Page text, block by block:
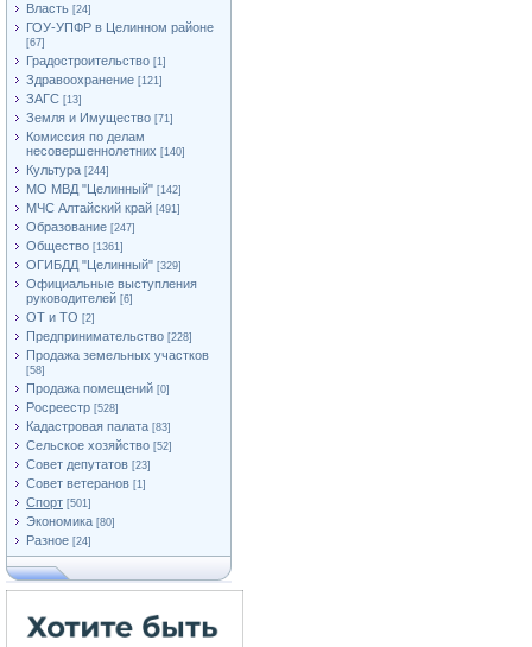
Власть [24]
ГОУ-УПФР в Целинном районе
[67]
Градостроительство [1]
Здравоохранение [121]
ЗАГС [13]
Земля и Имущество [71]
Комиссия по делам
несовершеннолетних [140]
Культура [244]
МО МВД "Целинный" [142]
МЧС Алтайский край [491]
Образование [247]
Общество [1361]
ОГИБДД "Целинный" [329]
Официальные выступления
руководителей [6]
ОТ и ТО [2]
Предпринимательство [228]
Продажа земельных участков
[58]
Продажа помещений [0]
Росреестр [528]
Кадастровая палата [83]
Сельское хозяйство [52]
Совет депутатов [23]
Совет ветеранов [1]
Спорт [501]
Экономика [80]
Разное [24]